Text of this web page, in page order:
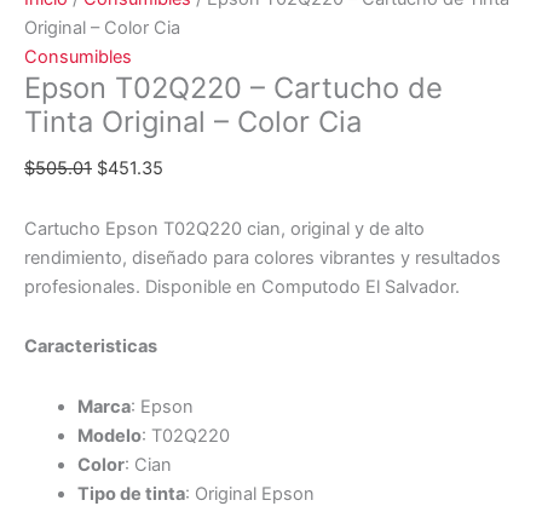
Original – Color Cia
Consumibles
Epson T02Q220 – Cartucho de
Tinta Original – Color Cia
$505.01 $451.35
Cartucho Epson T02Q220 cian, original y de alto
rendimiento, diseñado para colores vibrantes y resultados
profesionales. Disponible en Computodo El Salvador.
Caracteristicas
Marca: Epson
Modelo: T02Q220
Color: Cian
Tipo de tinta: Original Epson